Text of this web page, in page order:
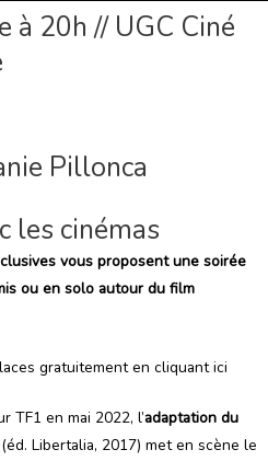
à 20h // UGC Ciné
Pillonca
les cinémas
vous proposent une soirée
ou en solo autour du film
gratuitement en cliquant ici
TF1 en mai 2022, l’adaptation du
(éd. Libertalia, 2017) met en scène le